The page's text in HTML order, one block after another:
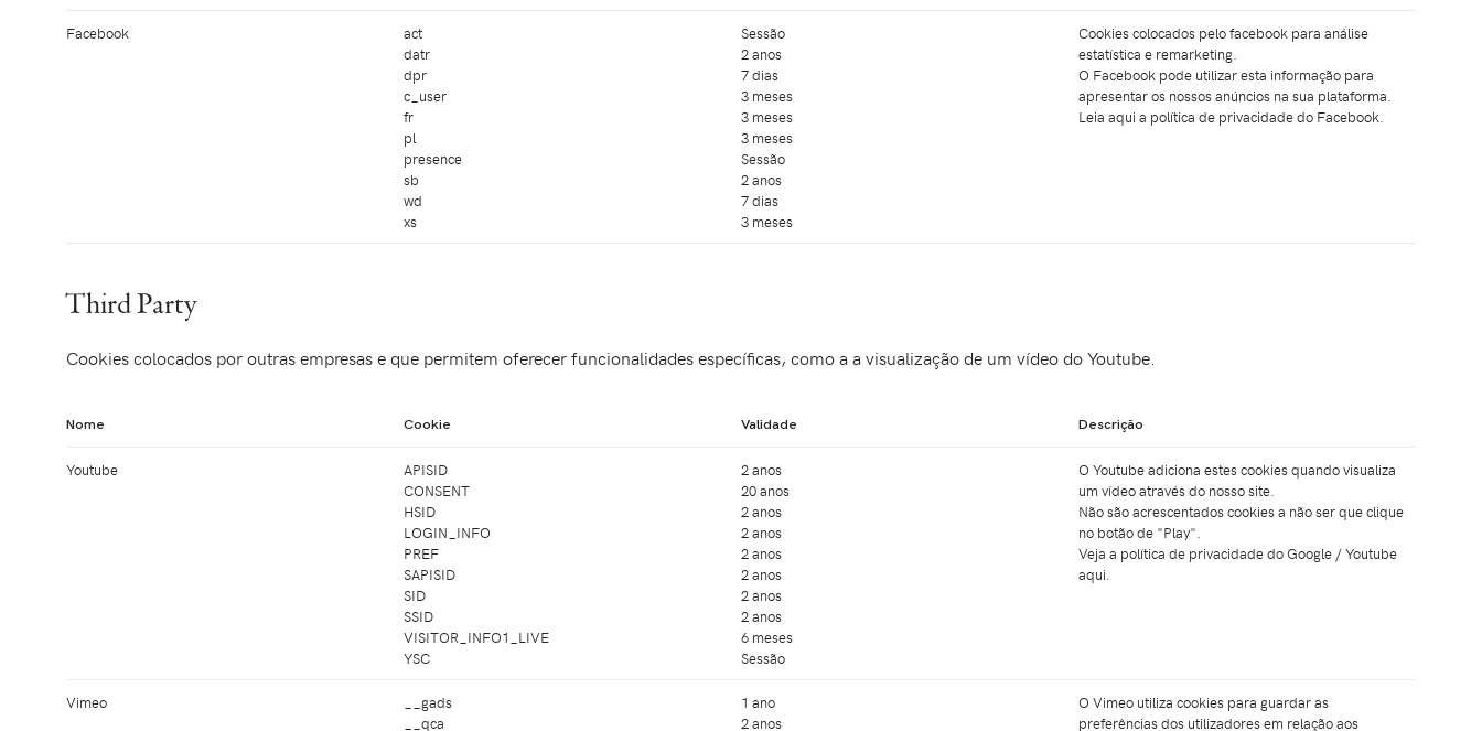
Facebook
act
datr
dpr
c_user
fr
pl
presence
sb
wd
xs
Sessão
2 anos
7 dias
3 meses
3 meses
3 meses
Sessão
2 anos
7 dias
3 meses
Cookies colocados pelo facebook para análise
estatística e remarketing.
O Facebook pode utilizar esta informação para
apresentar os nossos anúncios na sua plataforma.
Leia aqui a política de privacidade do Facebook.
Third Party
Cookies colocados por outras empresas e que permitem oferecer funcionalidades específicas, como a a visualização de um vídeo do Youtube.
Nome Cookie Validade Descrição
Youtube
APISID
CONSENT
HSID
LOGIN_INFO
PREF
SAPISID
SID
SSID
VISITOR_INFO1_LIVE
YSC
2 anos
20 anos
2 anos
2 anos
2 anos
2 anos
2 anos
2 anos
6 meses
Sessão
O Youtube adiciona estes cookies quando visualiza
um vídeo através do nosso site.
Não são acrescentados cookies a não ser que clique
no botão de "Play".
Veja a política de privacidade do Google / Youtube
aqui.
Vimeo
__gads
__qca
1 ano
2 anos
O Vimeo utiliza cookies para guardar as
preferências dos utilizadores em relação aos